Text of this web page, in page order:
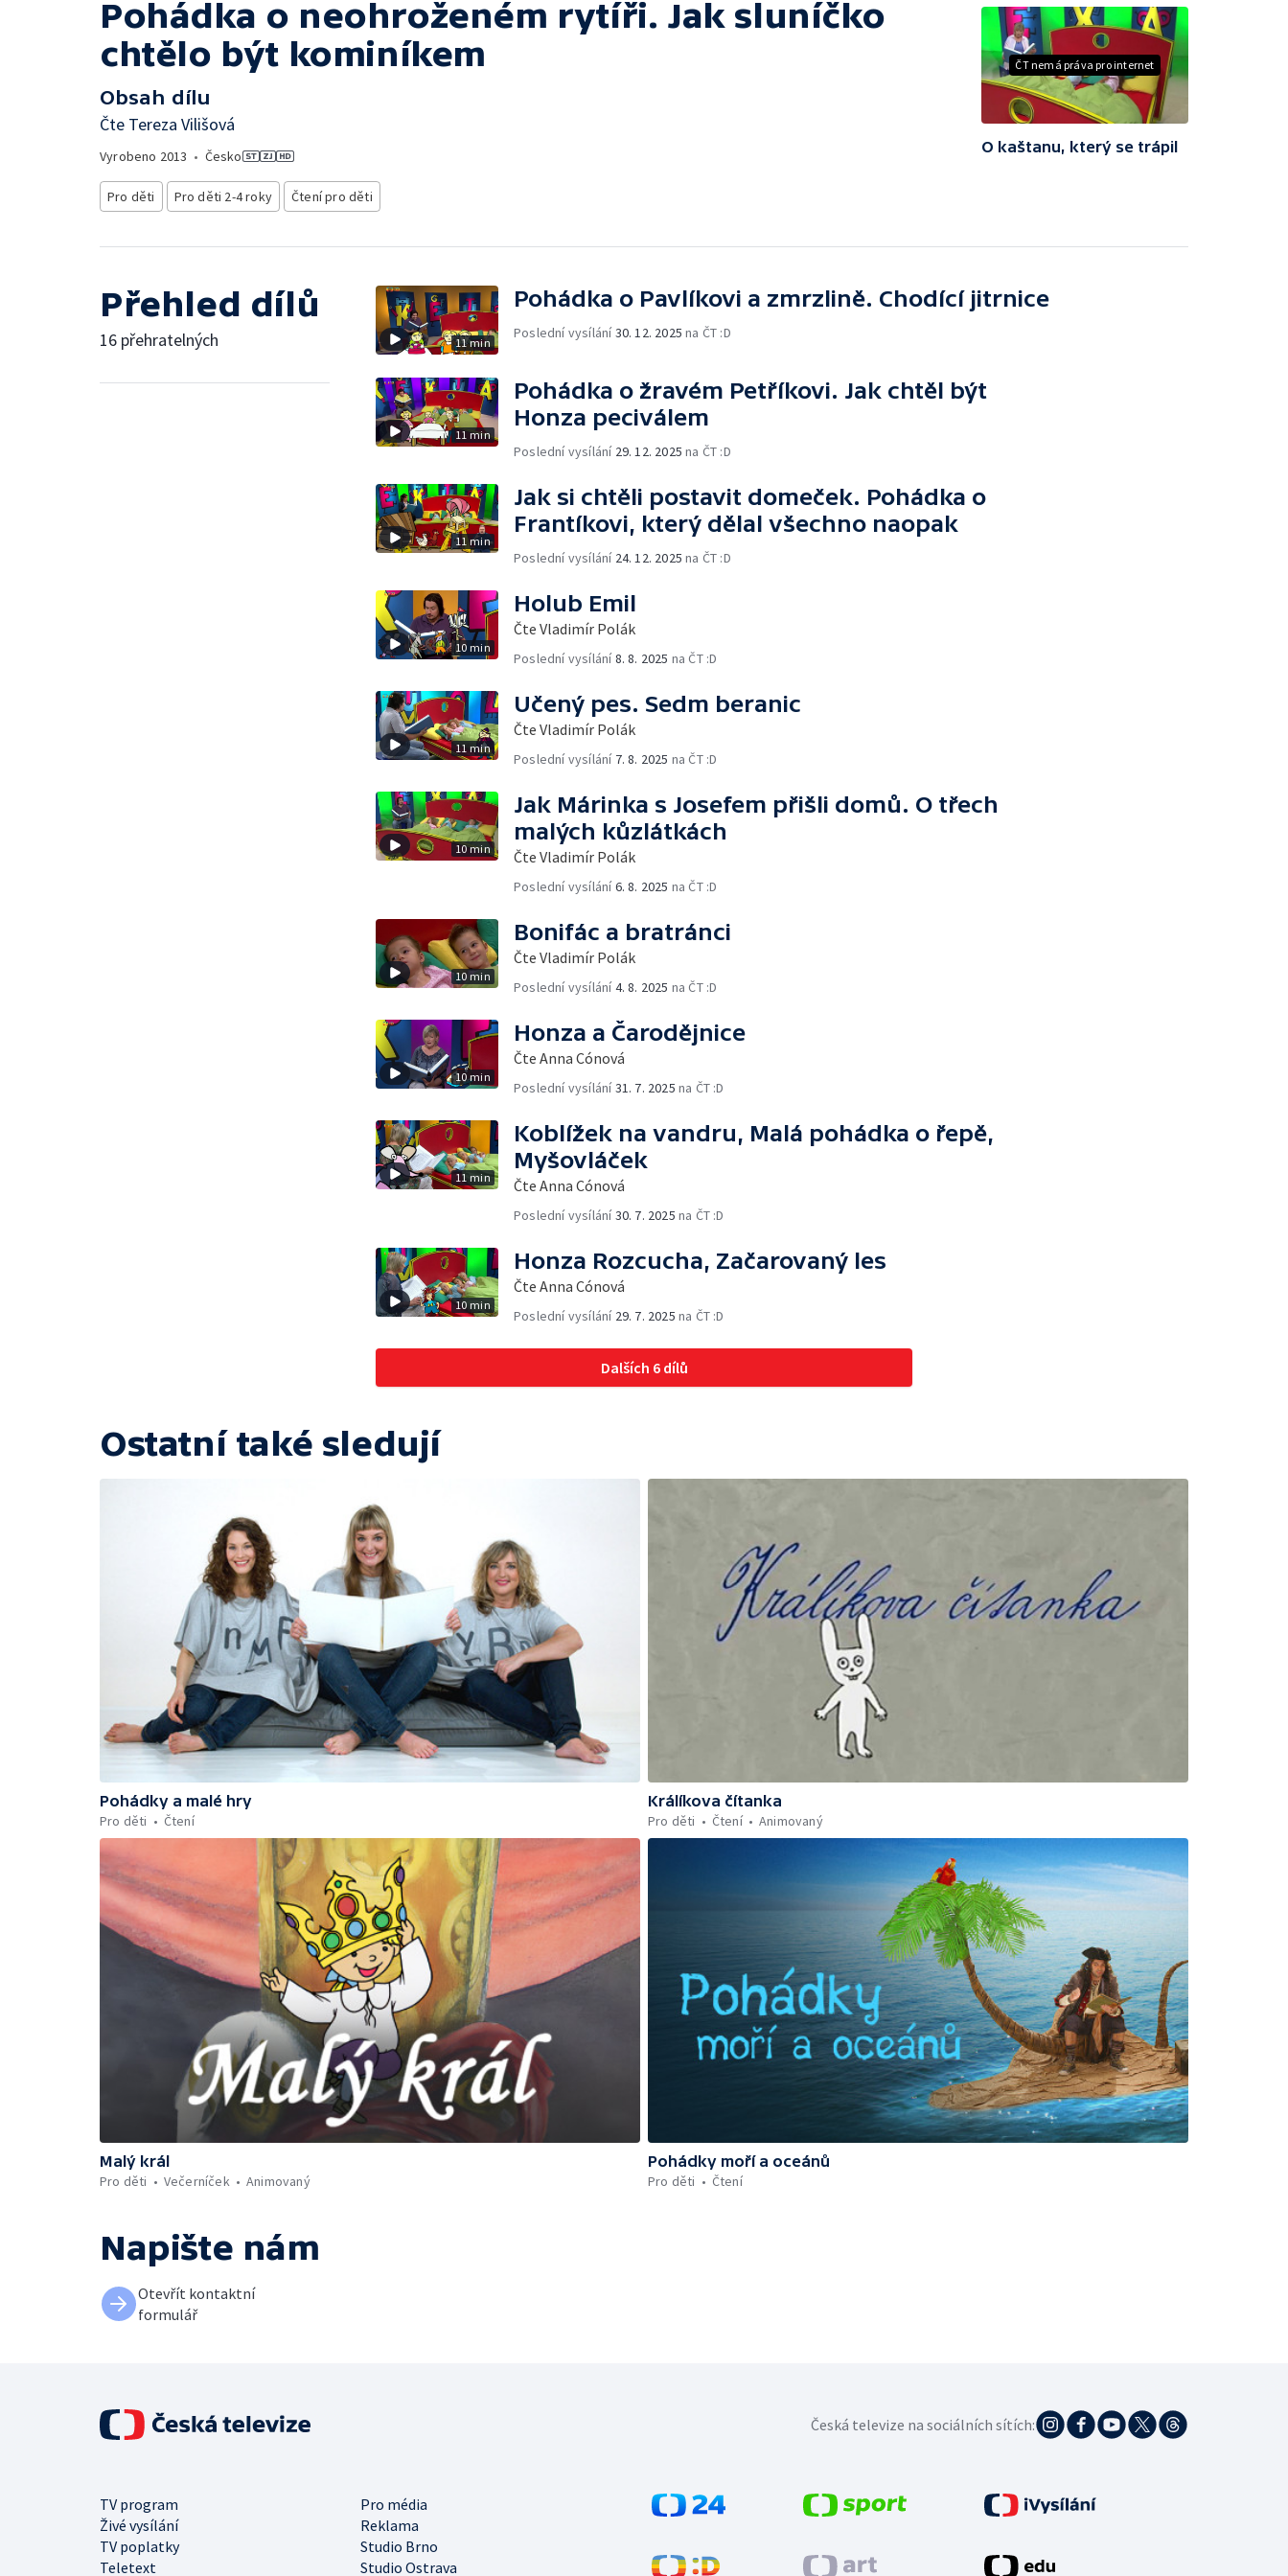
Pohádka o neohroženém rytíři. Jak sluníčko
chtělo být kominíkem
Obsah dílu
Čte Tereza Vilišová
Vyrobeno 2013 • Česko
Pro děti Pro děti 2-4 roky Čtení pro děti
ČT nemá práva pro internet
O kaštanu, který se trápil
Přehled dílů
16 přehratelných 11 min
Pohádka o Pavlíkovi a zmrzlině. Chodící jitrnice
Poslední vysílání30. 12. 2025 na ČT :D
11 min
Pohádka o žravém Petříkovi. Jak chtěl být
Honza peciválem
Poslední vysílání 29. 12. 2025 na ČT :D
11 min
Jak si chtěli postavit domeček. Pohádka o
Frantíkovi, který dělal všechno naopak
Poslední vysílání 24. 12. 2025 na ČT :D
10 min
Holub Emil
Čte Vladimír Polák
Poslední vysílání8. 8. 2025 na ČT :D
11 min
Učený pes. Sedm beranic
Čte Vladimír Polák
Poslední vysílání 7. 8. 2025 na ČT :D
10 min
Jak Márinka s Josefem přišli domů. O třech
malých kůzlátkách
Čte Vladimír Polák
Poslední vysílání6. 8. 2025 na ČT :D
10 min
Bonifác a bratránci
Čte Vladimír Polák
Poslední vysílání4. 8. 2025 na ČT :D
10 min
Honza a Čarodějnice
Čte Anna Cónová
Poslední vysílání31. 7. 2025 na ČT :D
11 min
Koblížek na vandru, Malá pohádka o řepě,
Myšovláček
Čte Anna Cónová
Poslední vysílání30. 7. 2025 na ČT :D
10 min
Honza Rozcucha, Začarovaný les
Čte Anna Cónová
Poslední vysílání 29. 7. 2025 na ČT :D
Dalších 6 dílů
Ostatní také sledují
Pohádky a malé hry
Pro děti
Čtení
Králíkova čítanka
Pro děti
Čtení Animovaný
Malý král
Pro děti
Večerníček Animovaný
Pohádky moří a oceánů
Pro děti
Čtení
Napište nám
Otevřít kontaktní
formulář
TV program
Pro média
Živé vysílání
Reklama
TV poplatky
Studio Brno
Teletext
Studio Ostrava
Česká televize na sociálních sítích: